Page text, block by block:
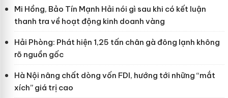
Mi Hồng, Bảo Tín Mạnh Hải nói gì sau khi có kết luận
thanh tra về hoạt động kinh doanh vàng
Hải Phòng: Phát hiện 1,25 tấn chân gà đông lạnh không
rõ nguồn gốc
Hà Nội nâng chất dòng vốn FDI, hướng tới những “mắt
xích” giá trị cao